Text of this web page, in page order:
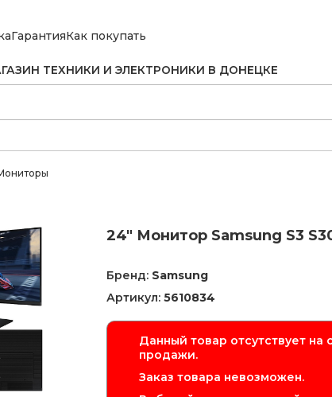
ГарантияКак покупать
ТЕХНИКИ И ЭЛЕКТРОНИКИ В ДОНЕЦКЕ
24" Монитор Samsung S3
Бренд: Samsung
Артикул: 5610834
Данный товар отсутствует на
продажи.
Заказ товара невозможен.